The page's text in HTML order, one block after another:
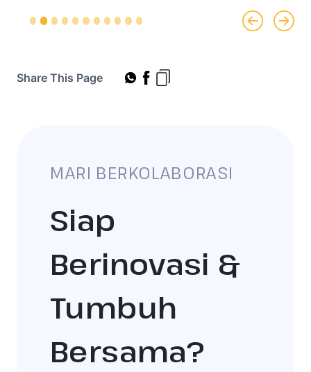
Previous
Next
Share This Page
MARI BERKOLABORASI
Siap
Berinovasi &
Tumbuh
Bersama?